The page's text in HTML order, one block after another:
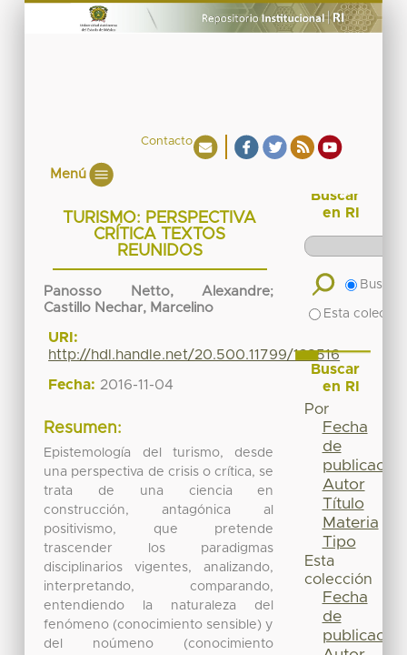
Contacto
Menú
TURISMO: PERSPECTIVA
CRÍTICA TEXTOS
REUNIDOS
Panosso Netto, Alexandre;
Castillo Nechar, Marcelino
URI:
http://hdl.handle.net/20.500.11799/138516
Fecha: 2016-11-04
Resumen:
Epistemología del turismo, desde
una perspectiva de crisis o crítica, se
trata de una ciencia en
construcción, antagónica al
positivismo, que pretende
trascender los paradigmas
disciplinarios vigentes, analizando,
interpretando, comparando,
entendiendo la naturaleza del
fenómeno (conocimiento sensible) y
del noúmeno (conocimiento
Buscar
en RI
Buscar
Esta
Buscar
en RI
Por
Fecha
de
publicación
Autor
Título
Materia
Tipo
Esta
colección
Fecha
de
publicación